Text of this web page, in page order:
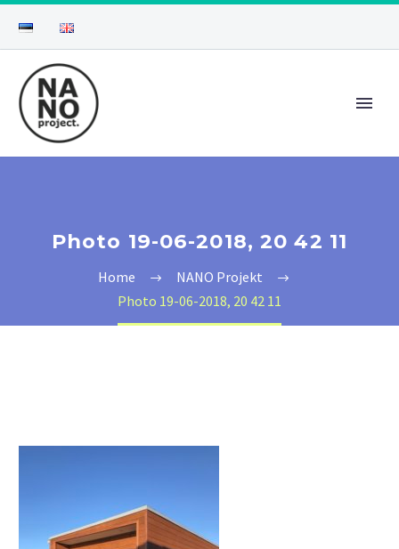
Photo 19-06-2018, 20 42 11
Home
NANO Projekt
Photo 19-06-2018, 20 42 11